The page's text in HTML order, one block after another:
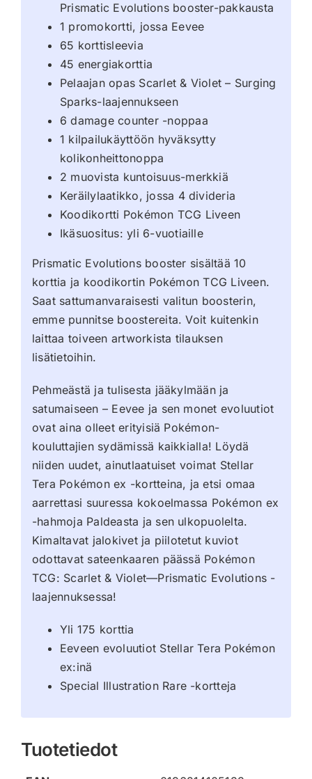
Prismatic Evolutions booster-pakkausta
1 promokortti, jossa Eevee
65 korttisleevia
45 energiakorttia
Pelaajan opas Scarlet & Violet – Surging
Sparks-laajennukseen
6 damage counter -noppaa
1 kilpailukäyttöön hyväksytty
kolikonheittonoppa
2 muovista kuntoisuus-merkkiä
Keräilylaatikko, jossa 4 divideria
Koodikortti Pokémon TCG Liveen
Ikäsuositus: yli 6-vuotiaille
Prismatic Evolutions booster sisältää 10
korttia ja koodikortin Pokémon TCG Liveen.
Saat sattumanvaraisesti valitun boosterin,
emme punnitse boostereita. Voit kuitenkin
laittaa toiveen artworkista tilauksen
lisätietoihin.
Pehmeästä ja tulisesta jääkylmään ja
satumaiseen – Eevee ja sen monet evoluutiot
ovat aina olleet erityisiä Pokémon-
kouluttajien sydämissä kaikkialla! Löydä
niiden uudet, ainutlaatuiset voimat Stellar
Tera Pokémon ex -kortteina, ja etsi omaa
aarrettasi suuressa kokoelmassa Pokémon ex
-hahmoja Paldeasta ja sen ulkopuolelta.
Kimaltavat jalokivet ja piilotetut kuviot
odottavat sateenkaaren päässä Pokémon
TCG: Scarlet & Violet—Prismatic Evolutions -
laajennuksessa!
Yli 175 korttia
Eeveen evoluutiot Stellar Tera Pokémon
ex:inä
Special Illustration Rare -kortteja
Tuotetiedot